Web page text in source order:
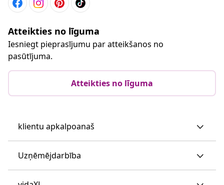
Atteikties no līguma
Iesniegt pieprasījumu par atteikšanos no
pasūtījuma.
Atteikties no līguma
klientu apkalpoanaš
Uzņēmējdarbība